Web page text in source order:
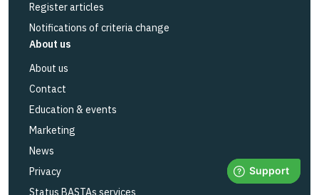
Register articles
Notifications of criteria change
About us
About us
Contact
Education & events
Marketing
News
Privacy